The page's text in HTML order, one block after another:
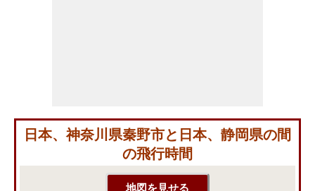
日本、神奈川県秦野市と日本、静岡県の間
の飛行時間